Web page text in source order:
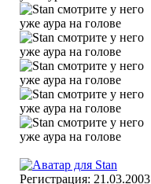
Регистрация: 21.03.2003